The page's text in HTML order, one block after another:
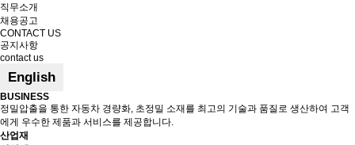
직무소개
채용공고
CONTACT US
공지사항
contact us
English
BUSINESS
정밀압출을 통한 자동차 경량화, 초정밀 소재를 최고의 기술과 품질로 생산하여 고객
에게 우수한 제품과 서비스를 제공합니다.
산업재